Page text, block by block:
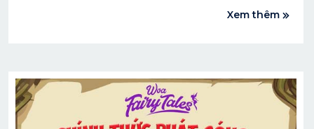
Truyền thông Nguyễn Thanh Lâm, cùng lãnh đạo Cục
Xem thêm